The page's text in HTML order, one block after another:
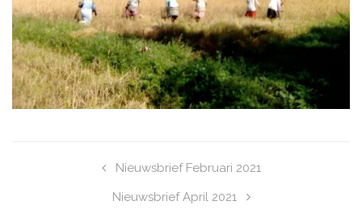
Nieuwsbrief Februari 2021
Nieuwsbrief April 2021